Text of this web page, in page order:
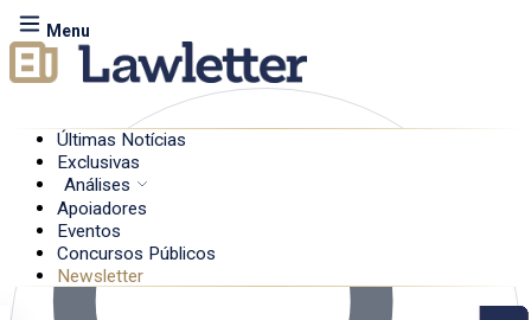
Menu
Últimas Notícias
Exclusivas
Análises
Apoiadores
Eventos
Concursos Públicos
Newsletter